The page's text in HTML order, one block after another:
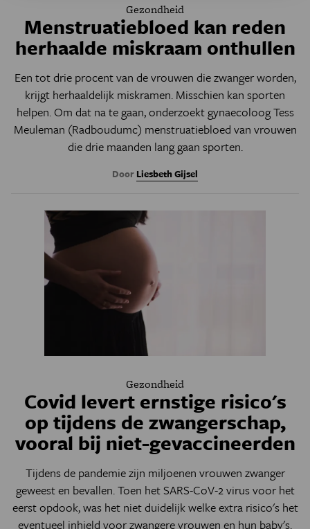
Gezondheid
Menstruatiebloed kan reden
herhaalde miskraam onthullen
Een tot drie procent van de vrouwen die zwanger worden,
krijgt herhaaldelijk miskramen. Misschien kan sporten
helpen. Om dat na te gaan, onderzoekt gynaecoloog Tess
Meuleman (Radboudumc) menstruatiebloed van vrouwen
die drie maanden lang gaan sporten.
Door Liesbeth Gijsel
Gezondheid
Covid levert ernstige risico's
op tijdens de zwangerschap,
vooral bij niet-gevaccineerden
Tijdens de pandemie zijn miljoenen vrouwen zwanger
geweest en bevallen. Toen het SARS-CoV-2 virus voor het
eerst opdook, was het niet duidelijk welke extra risico's het
eventueel inhield voor zwangere vrouwen en hun baby's.